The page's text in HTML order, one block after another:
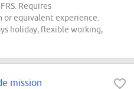
Requires
or equivalent experience.
holiday, flexible working,
mission